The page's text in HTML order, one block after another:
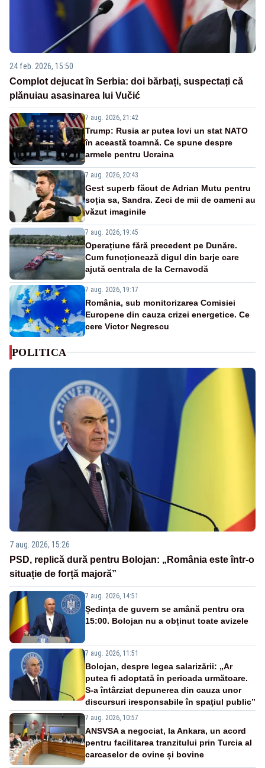
24 feb. 2026, 15:50
Complot dejucat în Serbia: doi bărbați, suspectați că
plănuiau asasinarea lui Vučić
7 aug. 2026, 21:42
Trump: Rusia ar putea lovi un stat NATO
în această toamnă. Ce spune despre
armele pentru Ucraina
7 aug. 2026, 20:43
Gest superb făcut de Adrian Mutu pentru
soția sa, Sandra. Zeci de mii de oameni au
văzut imaginile
7 aug. 2026, 19:45
Operațiune fără precedent pe Dunăre.
Cum funcționează digul din barje care
ajută centrala de la Cernavodă
7 aug. 2026, 19:17
România, sub monitorizarea Comisiei
Europene din cauza crizei energetice. Ce
cere Victor Negrescu
POLITICA
7 aug. 2026, 15:26
PSD, replică dură pentru Bolojan: „România este într-o
situație de forță majoră”
7 aug. 2026, 14:51
Ședința de guvern se amână pentru ora
15:00. Bolojan nu a obținut toate avizele
7 aug. 2026, 11:51
Bolojan, despre legea salarizării: „Ar
putea fi adoptată în perioada următoare.
S-a întârziat depunerea din cauza unor
discursuri iresponsabile în spaţiul public”
7 aug. 2026, 10:57
ANSVSA a negociat, la Ankara, un acord
pentru facilitarea tranzitului prin Turcia al
carcaselor de ovine și bovine